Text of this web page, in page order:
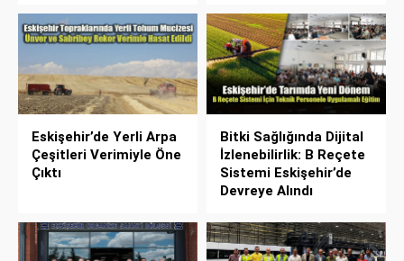
Eskişehir’de Yerli Arpa
Çeşitleri Verimiyle Öne
Çıktı
Bitki Sağlığında Dijital
İzlenebilirlik: B Reçete
Sistemi Eskişehir’de
Devreye Alındı